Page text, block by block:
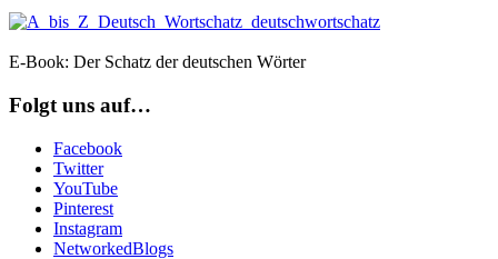
E-Book: Der Schatz der deutschen Wörter
Folgt uns auf…
Facebook
Twitter
YouTube
Pinterest
Instagram
NetworkedBlogs